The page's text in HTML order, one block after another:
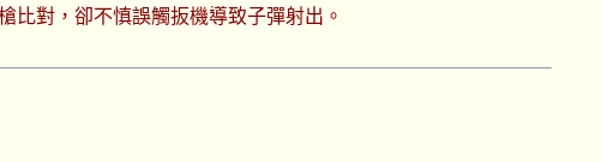
比對，卻不慎誤觸扳機導致子彈射出。